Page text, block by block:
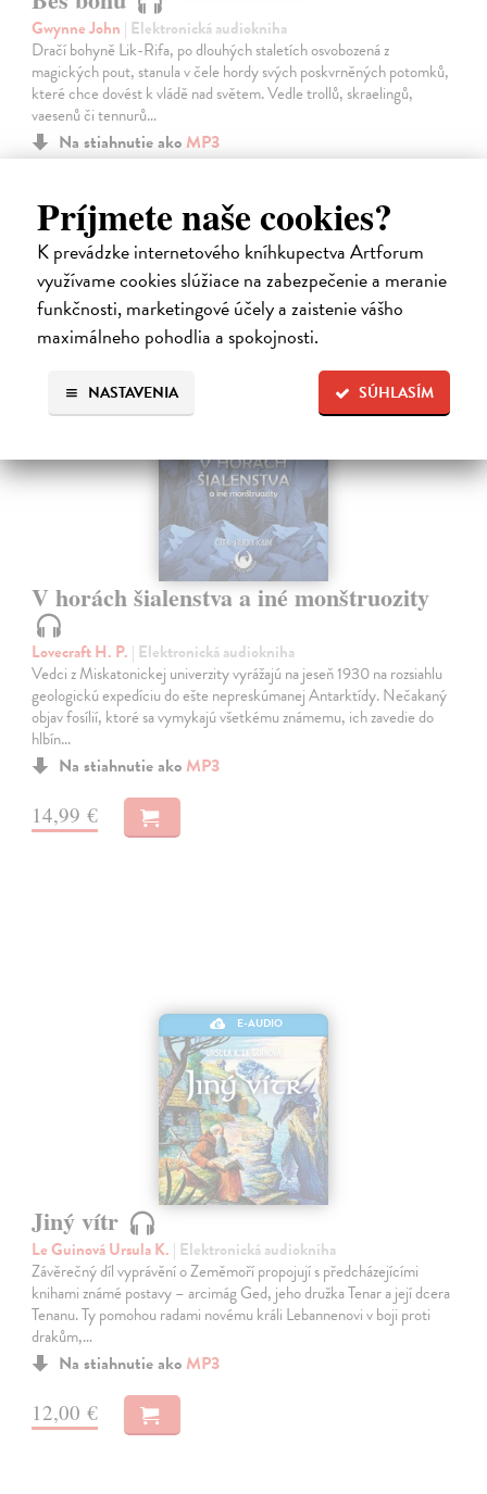
Príjmete naše cookies?
K prevádzke internetového kníhkupectva Artforum
využívame cookies slúžiace na zabezpečenie a meranie
funkčnosti, marketingové účely a zaistenie vášho
maximálneho pohodlia a spokojnosti.
SÚHLASÍM
NASTAVENIA
Gwynne John | Elektronická audiokniha
Dračí bohyně Lik-Rifa, po dlouhých staletích osvobozená z
magických pout, stanula v čele hordy svých poskvrněných potomků,
které chce dovést k vládě nad světem. Vedle trollů, skraelingů,
vaesenů či tennurů…
Na stiahnutie akoMP3
V horách šialenstva a iné monštruozity
Lovecraft H. P. | Elektronická audiokniha
Vedci z Miskatonickej univerzity vyrážajú na jeseň 1930 na rozsiahlu
geologickú expedíciu do ešte nepreskúmanej Antarktídy. Nečakaný
objav fosílií, ktoré sa vymykajú všetkému známemu, ich zavedie do
hlbín…
Na stiahnutie ako MP3
14,99 €
E-AUDIO
Jiný vítr
Le Guinová Ursula K. | Elektronická audiokniha
Závěrečný díl vyprávění o Zeměmoří propojují s předcházejícími
knihami známé postavy – arcimág Ged, jeho družka Tenar a její dcera
Tenanu. Ty pomohou radami novému králi Lebannenovi v boji proti
drakům,…
Na stiahnutie ako MP3
12,00 €